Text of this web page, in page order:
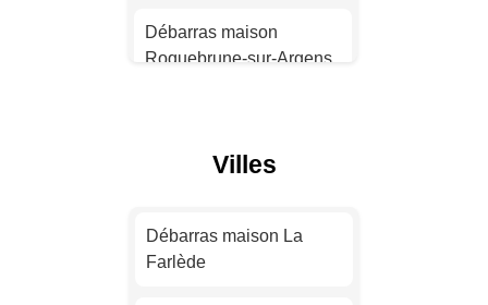
Débarras maison
Rennes
Débarras maison
Roquebrune-sur-Argens
Débarras maison
Villes
Débarras maison La
Farlède